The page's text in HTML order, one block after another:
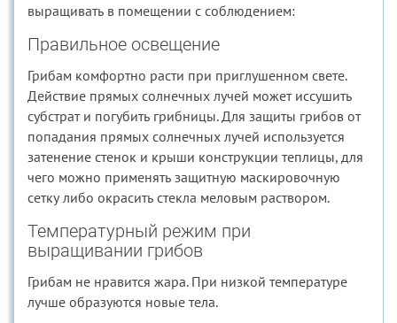
выращивать в помещении с соблюдением:
Правильное освещение
Грибам комфортно расти при приглушенном свете.
Действие прямых солнечных лучей может иссушить
субстрат и погубить грибницы. Для защиты грибов от
попадания прямых солнечных лучей используется
затенение стенок и крыши конструкции теплицы, для
чего можно применять защитную маскировочную
сетку либо окрасить стекла меловым раствором.
Температурный режим при
выращивании грибов
Грибам не нравится жара. При низкой температуре
лучше образуются новые тела.